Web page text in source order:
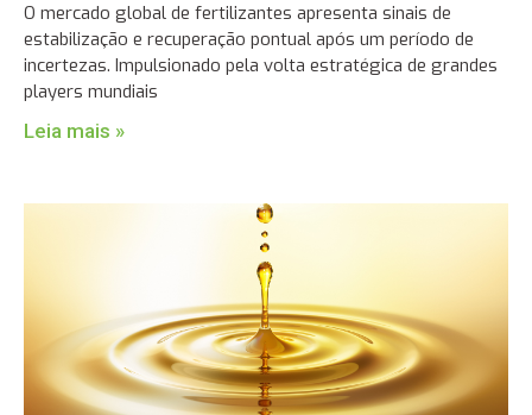
O mercado global de fertilizantes apresenta sinais de
estabilização e recuperação pontual após um período de
incertezas. Impulsionado pela volta estratégica de grandes
players mundiais
Leia mais »